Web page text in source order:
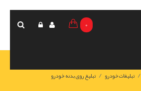
0
/تبلیغات خودرو /تبلیغ روی بدنه خودرو